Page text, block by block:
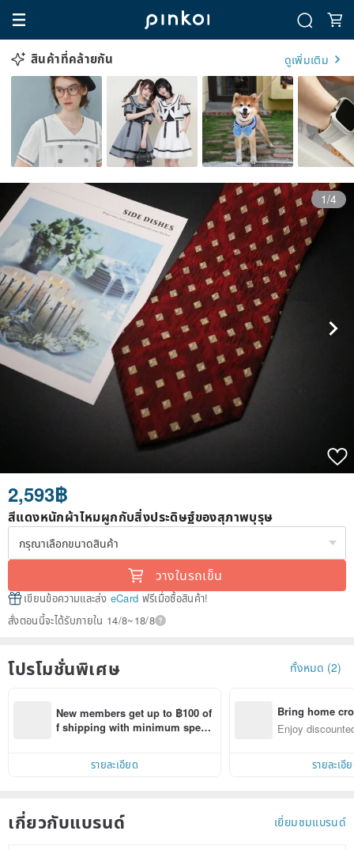
สินค้าที่คล้ายกัน ดูเพิ่มเติม
1/4
2,593฿
สีแดงหนักผ้าไหมผูกกับสิ่งประดิษฐ์ของสุภาพบุรุษ
วางในรถเข็น
เขียนข้อความและส่ง eCard ฟรีเมื่อซื้อสินค้า!
สั่งตอนนี้จะได้รับภายใน 14/8~18/8
โปรโมชั่นพิเศษ ทั้งหมด (2)
New members get up to ฿100 of
f shipping with minimum spen
รายละเอียด
Bring home
n with ease
Enjoy
รายละเอี
เกี่ยวกับแบรนด์ เยี่ยมชมแบรนด์